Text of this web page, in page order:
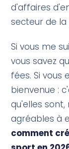
d'affaires
secteur de
Si vous me
vous savez
fées. Si vous
bienvenue :
qu'elles
agréables à
comment